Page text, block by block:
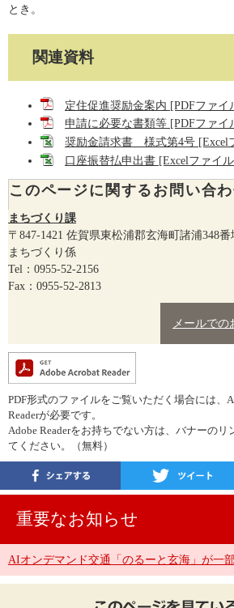
とき。
関連資料
定住促進奨励金案内 [PDFファイ
申請に必要な書類等 [PDFファイ
奨励金請求書 様式第4号 [Excel
口座振替払申出書 [Excelファイ
このページに関するお問い合
まちづくり課
〒847-1421 佐賀県東松浦郡玄海町諸浦348番
まちづくり係
Tel：0955-52-2156
Fax：0955-52-2813
メールでの
PDF形式のファイルをご覧いただく場合には、
Readerが必要です。
Adobe Readerをお持ちでない方は、バナーの
てください。（無料）
重要なお知らせ
AIオンデマンド交通「のるーと玄海」が一